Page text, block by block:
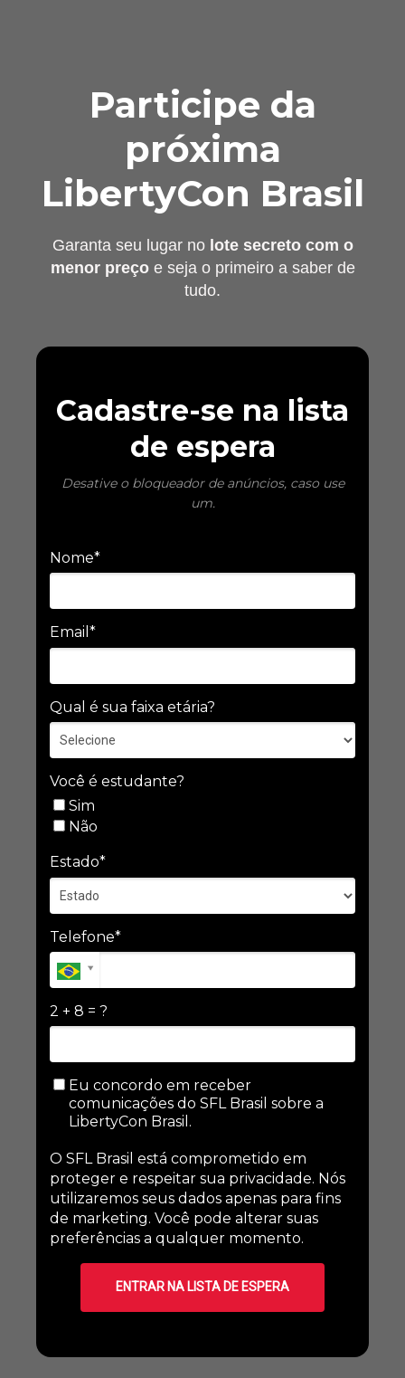
Participe da
próxima
LibertyCon Brasil
Garanta seu lugar no lote secreto com o
menor preçoe seja o primeiro a saber de
tudo.
Cadastre-se na lista
de espera
Desative o bloqueador de anúncios, caso use
um.
Nome*
Email*
Qual é sua faixa etária?
Você é estudante?
Sim
Não
Estado*
Telefone*
2 + 8 = ?
Eu concordo em receber
comunicações do SFL Brasil sobre a
LibertyCon Brasil.
O SFL Brasil está comprometido em
proteger e respeitar sua privacidade. Nós
utilizaremos seus dados apenas para fins
de marketing. Você pode alterar suas
preferências a qualquer momento.
ENTRAR NA LISTA DE ESPERA